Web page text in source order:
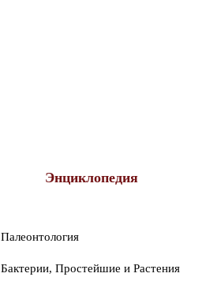
Энциклопедия
Палеонтология
Бактерии, Простейшие и Растения